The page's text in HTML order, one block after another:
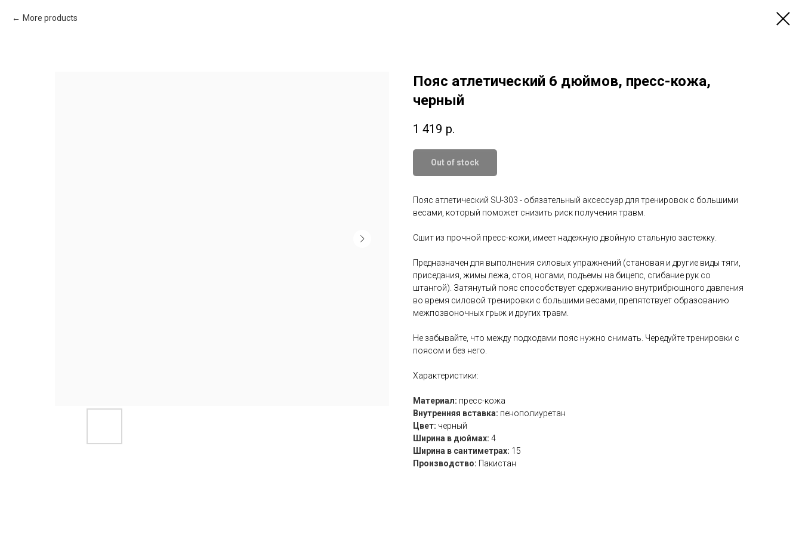
More products
Пояс атлетический 6 дюймов, пресс-кожа,
черный
1 419 р.
Out of stock
Пояс атлетический SU-303 - обязательный аксессуар для тренировок с большими
весами, который поможет снизить риск получения травм.
Сшит из прочной пресс-кожи, имеет надежную двойную стальную застежку.
Предназначен для выполнения силовых упражнений (становая и другие виды тяги,
приседания, жимы лежа, стоя, ногами, подъемы на бицепс, сгибание рук со
штангой). Затянутый пояс способствует сдерживанию внутрибрюшного давления
во время силовой тренировки с большими весами, препятствует образованию
межпозвоночных грыж и других травм.
Не забывайте, что между подходами пояс нужно снимать. Чередуйте тренировки с
поясом и без него.
Характеристики:
Материал: пресс-кожа
Внутренняя вставка: пенополиуретан
Цвет: черный
Ширина в дюймах: 4
Ширина в сантиметрах: 15
Производство: Пакистан